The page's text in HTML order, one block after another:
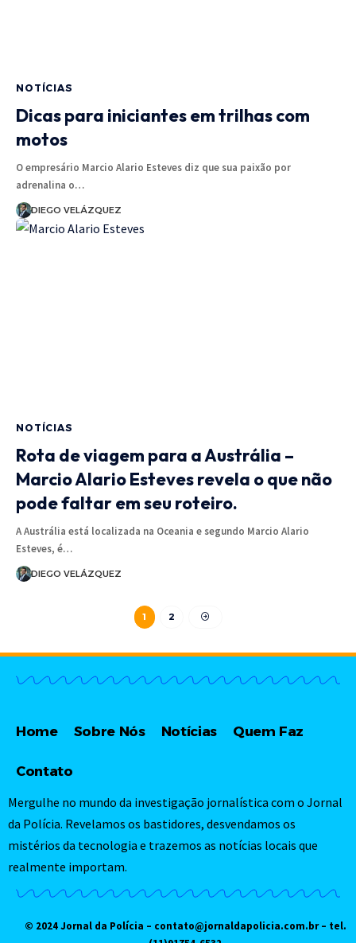
NOTÍCIAS
Dicas para iniciantes em trilhas com
motos
O empresário Marcio Alario Esteves diz que sua paixão por
adrenalina o…
DIEGO VELÁZQUEZ
NOTÍCIAS
Rota de viagem para a Austrália –
Marcio Alario Esteves revela o que não
pode faltar em seu roteiro.
A Austrália está localizada na Oceania e segundo Marcio Alario
Esteves, é…
DIEGO VELÁZQUEZ
1 2
Home Sobre Nós Notícias Quem Faz
Contato
Mergulhe no mundo da investigação jornalística com o Jornal
da Polícia. Revelamos os bastidores, desvendamos os
mistérios da tecnologia e trazemos as notícias locais que
realmente importam.
© 2024 Jornal da Polícia – contato@jornaldapolicia.com.br– tel.